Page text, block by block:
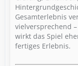
Gesamterlebnis
vielversprechend
wirkt das Spiel
fertiges Erlebnis.